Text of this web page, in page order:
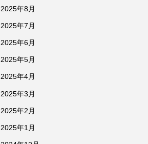
2025年8月
2025年7月
2025年6月
2025年5月
2025年4月
2025年3月
2025年2月
2025年1月